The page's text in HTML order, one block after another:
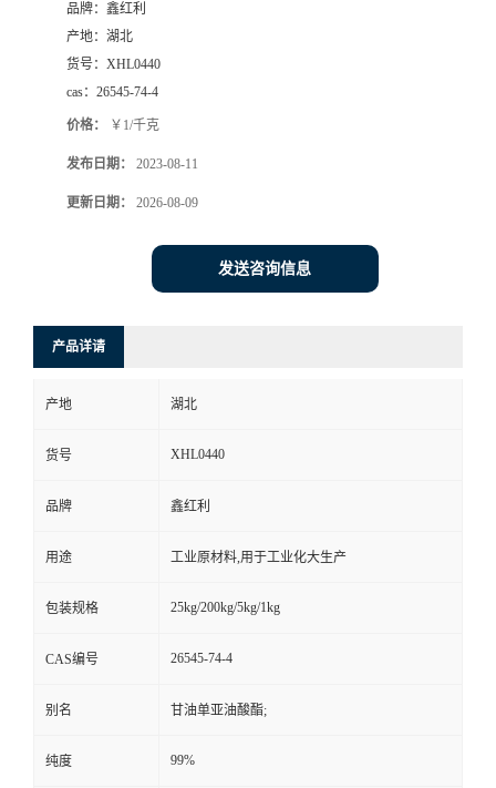
品牌： 鑫红利
产地： 湖北
货号： XHL0440
cas： 26545-74-4
价格： ￥1/千克
发布日期： 2023-08-11
更新日期： 2026-08-09
发送咨询信息
产品详请
产地 湖北
货号 XHL0440
品牌 鑫红利
用途 工业原材料,用于工业化大生产
包装规格 25kg/200kg/5kg/1kg
CAS编号 26545-74-4
别名 甘油单亚油酸酯;
纯度 99%